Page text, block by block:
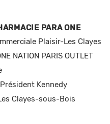
PARA ONE
Plaisir-Les Clayes
NATION PARIS OUTLET
Kennedy
Clayes-sous-Bois